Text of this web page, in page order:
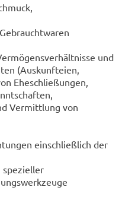
und
(Auskunfteien,
Eheschließungen,
Vermittlung von
einschließlich der
spezieller